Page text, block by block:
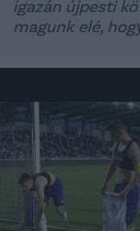
igazán újpesti
magunk elé,